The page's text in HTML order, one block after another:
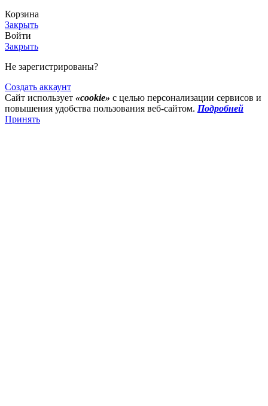
Корзина
Закрыть
Войти
Закрыть
Не зарегистрированы?
Создать аккаунт
Сайт использует «cookie» с целью персонализации сервисов и
повышения удобства пользования веб-сайтом. Подробней
Принять